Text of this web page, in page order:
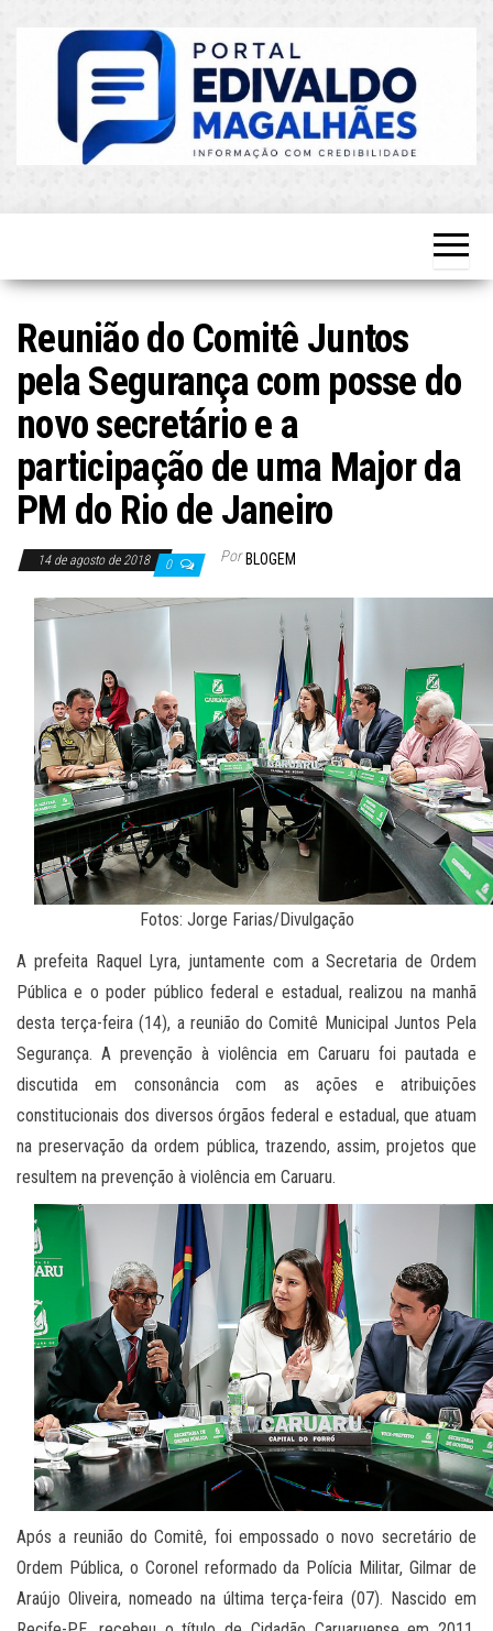
Atualizado!
Reunião do Comitê Juntos
pela Segurança com posse do
novo secretário e a
participação de uma Major da
PM do Rio de Janeiro
14 de agosto de 2018 0 Por BLOGEM
Fotos: Jorge Farias/Divulgação
A prefeita Raquel Lyra, juntamente com a Secretaria de Ordem
Pública e o poder público federal e estadual, realizou na manhã
desta terça-feira (14), a reunião do Comitê Municipal Juntos Pela
Segurança. A prevenção à violência em Caruaru foi pautada e
discutida em consonância com as ações e atribuições
constitucionais dos diversos órgãos federal e estadual, que atuam
na preservação da ordem pública, trazendo, assim, projetos que
resultem na prevenção à violência em Caruaru.
Após a reunião do Comitê, foi empossado o novo secretário de
Ordem Pública, o Coronel reformado da Polícia Militar, Gilmar de
Araújo Oliveira, nomeado na última terça-feira (07). Nascido em